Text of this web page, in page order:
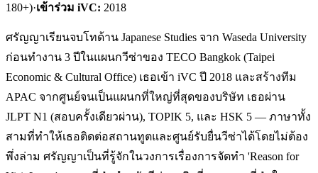
180+)·เข้าร่วม iVC: 2018
ศรัญญาเรียนจบโทด้าน Japanese Studies จาก Waseda University
ก่อนทำงาน 3 ปีในแผนกวีซ่าของ TECO Bangkok (Taipei
Economic & Cultural Office) เธอเข้า iVC ปี 2018 และสร้างทีม
APAC จากศูนย์จนเป็นแผนกที่ใหญ่ที่สุดของบริษัท เธอผ่าน
JLPT N1 (สอบครั้งเดียวผ่าน), TOPIK 5, และ HSK 5 — ภาษาทั้ง
สามที่ทำให้เธอติดต่อสถานทูตและศูนย์รับยื่นวีซ่าได้โดยไม่ต้อง
พึ่งล่าม ศรัญญาเป็นที่รู้จักในวงการเรื่องการจัดทำ 'Reason for